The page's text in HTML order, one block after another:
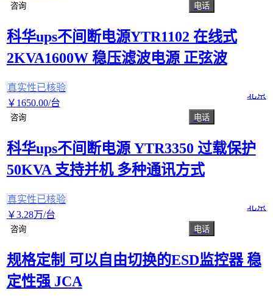
咨询 电话
科华ups不间断电源YTR1102 在线式
2KVA1600W 稳压滤波电源 正弦波
真实性已核验
￥ 1650.00/台
北京
咨询 电话
科华ups不间断电源 YTR3350 过载保护
50KVA 支持并机 多种通讯方式
真实性已核验
￥3.28万/台
北京
咨询 电话
规格定制 可以自由切换的ESD监控器 稳
定性强 JCA